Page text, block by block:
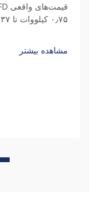
محاسبه کنید.
مشاهده بیشتر